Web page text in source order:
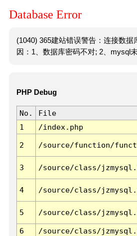
Database Error
(1040) 365建站错误警告：连接数据
因：1、数据库密码不对; 2、mysql未
PHP Debug
No. File
1
/index.php
2 /source/function/
3 /source/class/
4 /source/class/
5 /source/class/
6 /source/class/